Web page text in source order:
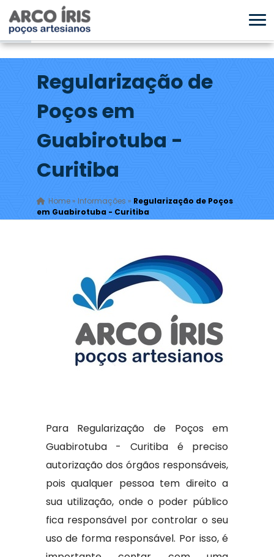
Regularização de
Poços em
Guabirotuba -
Curitiba
Home» Informações » Regularização de Poços
em Guabirotuba - Curitiba
Para Regularização de Poços em
Guabirotuba - Curitiba é preciso
autorização dos órgãos responsáveis,
pois qualquer pessoa tem direito a
sua utilização, onde o poder público
fica responsável por controlar o seu
uso de forma responsável. Por isso, é